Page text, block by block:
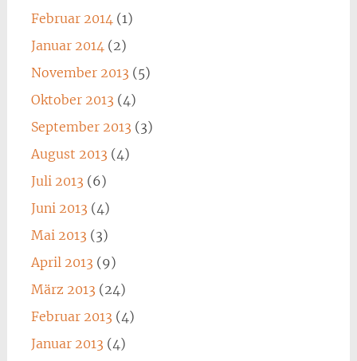
Februar 2014(1)
Januar 2014(2)
November 2013 (5)
Oktober 2013 (4)
September 2013 (3)
August 2013 (4)
Juli 2013 (6)
Juni 2013 (4)
Mai 2013 (3)
April 2013 (9)
März 2013 (24)
Februar 2013 (4)
Januar 2013 (4)